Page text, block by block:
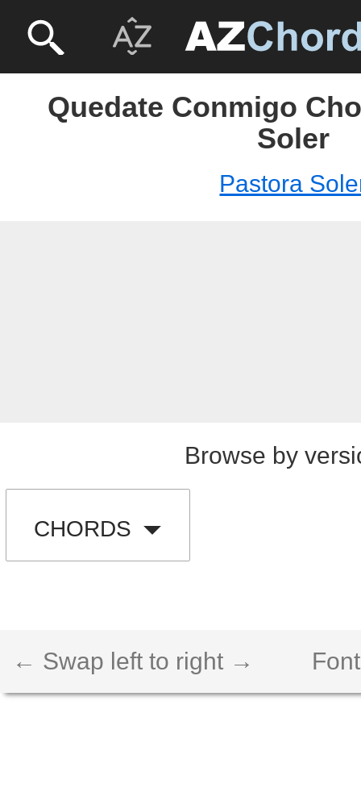
Quedate Conmigo
Soler
Pastora
Browse by
CHORDS
← Swap left to right →